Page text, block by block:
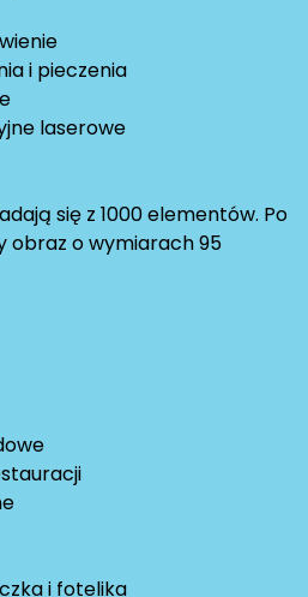
i pieczenia
laserowe
się z 1000 elementów. Po
obraz o wymiarach 95
i fotelika